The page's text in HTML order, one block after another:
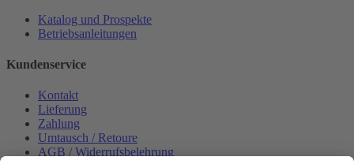
Katalog und Prospekte
Betriebsanleitungen
Kundenservice
Kontakt
Lieferung
Zahlung
Umtausch / Retoure
AGB / Widerrufsbelehrung